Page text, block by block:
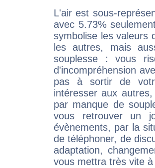
L'air est sous-
avec 5.73%
symbolise les valeurs
les autres, mais
souplesse : vous
d'incompréhension
pas à sortir de
intéresser aux
par manque de
vous retrouver un
évènements, par la
de téléphoner, de
adaptation,
vous mettra très vite